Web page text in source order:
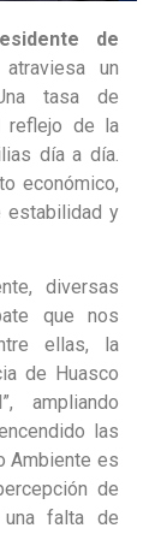
de
un
tasa de
reflejo de la
día a día.
económico,
estabilidad y
diversas
que nos
ellas, la
de Huasco
ampliando
las
Ambiente es
de
falta de